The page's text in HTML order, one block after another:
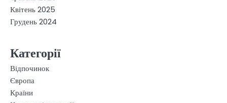
Квітень 2025
Грудень 2024
Категорії
Відпочинок
Європа
Країни